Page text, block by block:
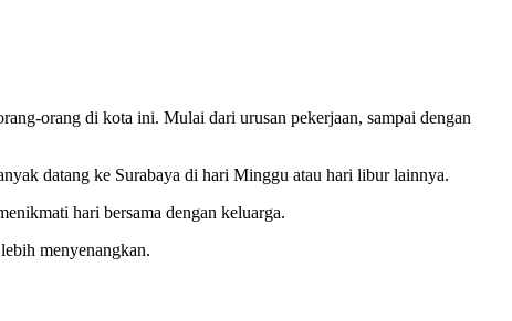
orang di kota ini. Mulai dari urusan pekerjaan, sampai dengan
datang ke Surabaya di hari Minggu atau hari libur lainnya.
hari bersama dengan keluarga.
menyenangkan.